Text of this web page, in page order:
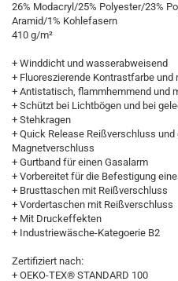
26% Modacryl/25% Polyester/23%
Aramid/1% Kohlefasern
410 g/m²
+ Winddicht und wasserabweisend
+ Fluoreszierende Kontrastfarbe und
+ Antistatisch, flammhemmend und
+ Schützt bei Lichtbögen und bei
+ Stehkragen
+ Quick Release Reißverschluss
Magnetverschluss
+ Gurtband für einen Gasalarm
+ Vorbereitet für die Befestigung
+ Brusttaschen mit Reißverschluss
+ Vordertaschen mit Reißverschluss
+ Mit Druckeffekten
+ Industriewäsche-Kategoerie B2
Zertifiziert nach:
+ OEKO-TEX® STANDARD 100